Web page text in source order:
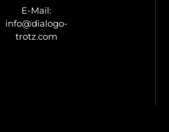
E-Mail:
info@dialogo-
trotz.com